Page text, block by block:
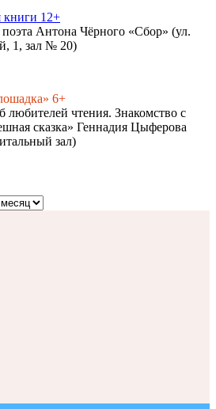
книги 12+
Антона Чёрного «Сбор» (ул.
1, зал № 20)
6+
любителей чтения. Знакомство с
сказка» Геннадия Цыферова
зал)